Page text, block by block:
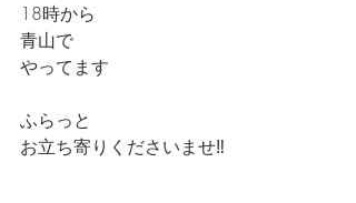
18時から
青山で
やってます
ふらっと
お立ち寄りくださいませ‼️